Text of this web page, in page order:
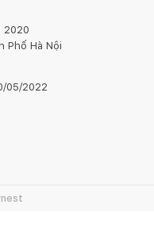
2020
Phố Hà Nội
05/2022